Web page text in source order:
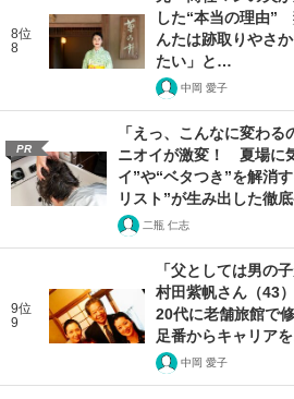
8位
8
した“本当の理由”
んたは跡取りやさ
たい」と…
中岡 愛子
PR
「えっ、こんなに変わ
ニオイが激変！ 夏場に
イ”や“ベタつき”を解消
リスト”が生み出した徹
二瓶 仁志
9位
9
「父としては男の
村田紫帆さん（43
20代に老舗旅館で
足番からキャリア
中岡 愛子